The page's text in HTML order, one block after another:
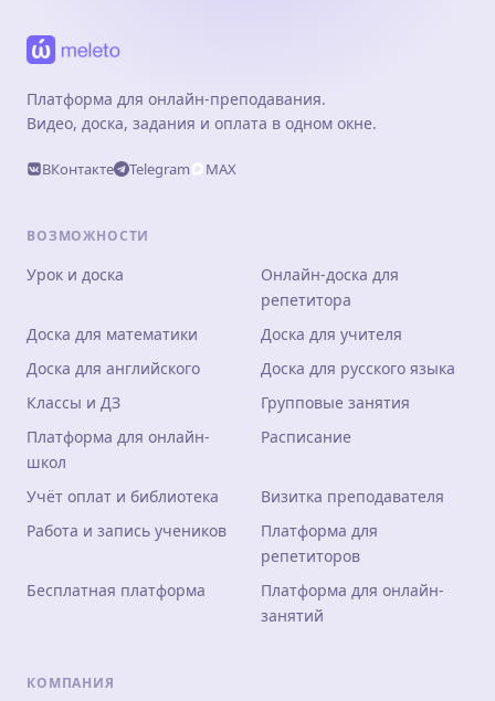
Платформа для онлайн-преподавания.
Видео, доска, задания и оплата в одном окне.
ВКонтакте Telegram MAX
ВОЗМОЖНОСТИ
Урок и доска
Онлайн-доска для
репетитора
Доска для математики
Доска для учителя
Доска для английского
Доска для русского языка
Классы и ДЗ
Групповые занятия
Платформа для онлайн-
школ
Расписание
Учёт оплат и библиотека
Визитка преподавателя
Работа и запись учеников
Платформа для
репетиторов
Бесплатная платформа
Платформа для онлайн-
занятий
КОМПАНИЯ